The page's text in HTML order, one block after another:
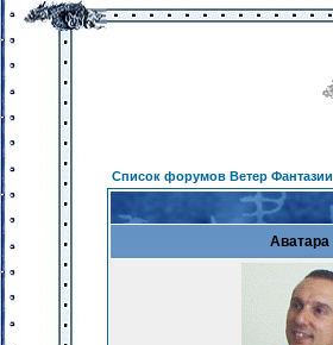
Список форумов Ветер Фантазии
Аватара